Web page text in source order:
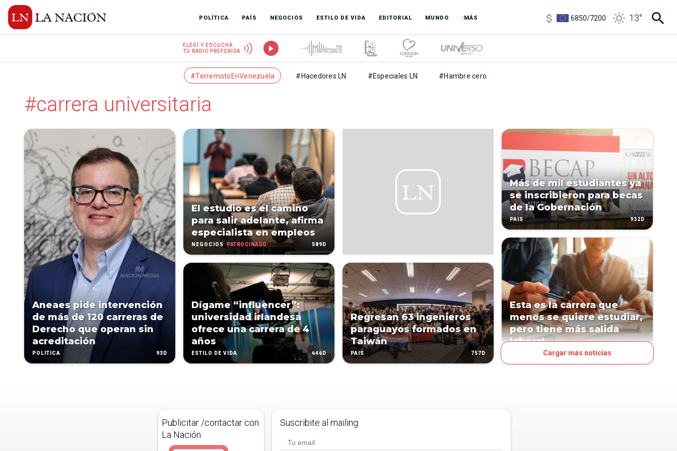
POLÍTICA PAÍS NEGOCIOS ESTILO DE VIDA EDITORIAL MUNDO :MÁS
6850/7200
13°
ELEGÍ Y ESCUCHÁ
TU RADIO PREFERIDA
#TerremotoEnVenezuela #Hacedores LN #Especiales LN #Hambre cero
#carrera universitaria
Aneaes pide intervención
de más de 120 carreras de
Derecho que operan sin
acreditación
POLÍTICA 93D
El estudio es el camino
para salir adelante, afirma
especialista en empleos
NEGOCIOS PATROCINADO 589D
Dígame “influencer”:
universidad irlandesa
ofrece una carrera de 4
años
ESTILO DE VIDA 646D
Regresan 63 ingenieros
paraguayos formados en
Taiwán
PAÍS 757D
Más de mil estudiantes ya
se inscribieron para becas
de la Gobernación
PAÍS 932D
Esta es la carrera que
menos se quiere estudiar,
pero tiene más salida
laboral
ESTILO DE VIDACargar más noticias
Publicitar /contactar con
La Nación
Suscribite al mailing.